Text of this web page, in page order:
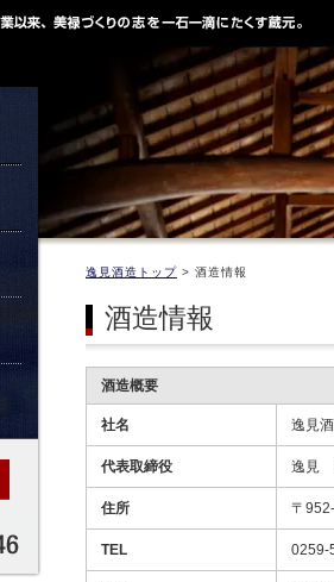
逸見酒造トップ > 酒造情報
酒造情報
酒造概要
社名 逸見
代表取締役 逸見
住所 〒
TEL 0259-